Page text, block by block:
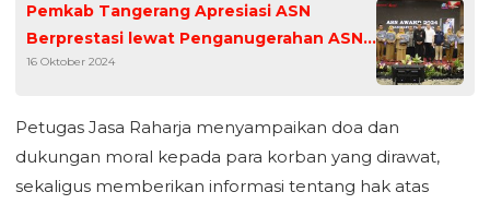
Pemkab Tangerang Apresiasi ASN
Berprestasi lewat Penganugerahan ASN
Award 2024
16 Oktober 2024
Petugas Jasa Raharja menyampaikan doa dan
dukungan moral kepada para korban yang dirawat,
sekaligus memberikan informasi tentang hak atas